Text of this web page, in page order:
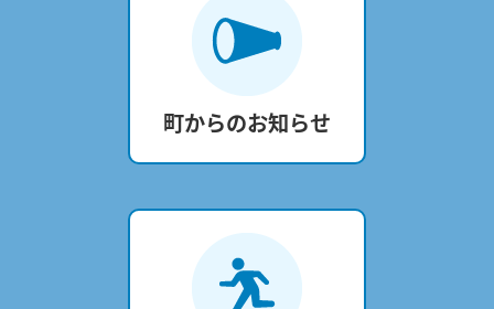
町からのお知らせ